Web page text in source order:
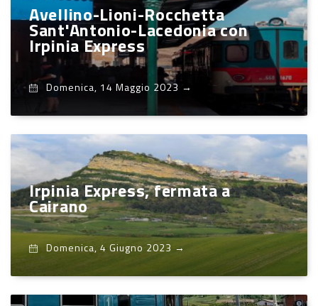
Avellino-Lioni-Rocchetta
Sant'Antonio-Lacedonia con
Irpinia Express
Domenica, 14 Maggio 2023 →
Irpinia Express, fermata a
Cairano
Domenica, 4 Giugno 2023 →